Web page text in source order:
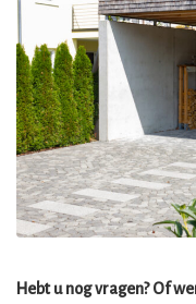
Hebt u nog vragen? Of